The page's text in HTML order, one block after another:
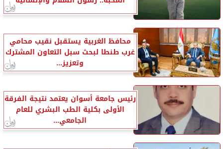
محافظ الغربية يستقبل نقيب محامي
غرب طنطا لبحث سبل التعاون المشترك
وتعزيز...
رئيس جامعة أسوان يعتمد نتيجة الفرقة
الأولى بكلية الطب البشري للعام
الجامعي...